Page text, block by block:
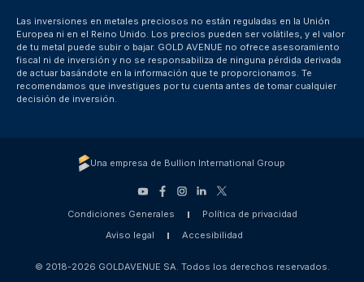
Las inversiones en metales preciosos no están reguladas en la Unión
Europea ni en el Reino Unido. Los precios pueden ser volátiles, y el valor
de tu metal puede subir o bajar. GOLD AVENUE no ofrece asesoramiento
fiscal ni de inversión y no se responsabiliza de ninguna pérdida derivada
de actuar basándote en la información que te proporcionamos. Te
recomendamos que investigues por tu cuenta antes de tomar cualquier
decisión de inversión.
Una empresa de Bullion International Group
Condiciones Generales
Política de privacidad
Aviso legal
Accesibilidad
© 2018-2026 GOLDAVENUE SA. Todos los derechos reservados.